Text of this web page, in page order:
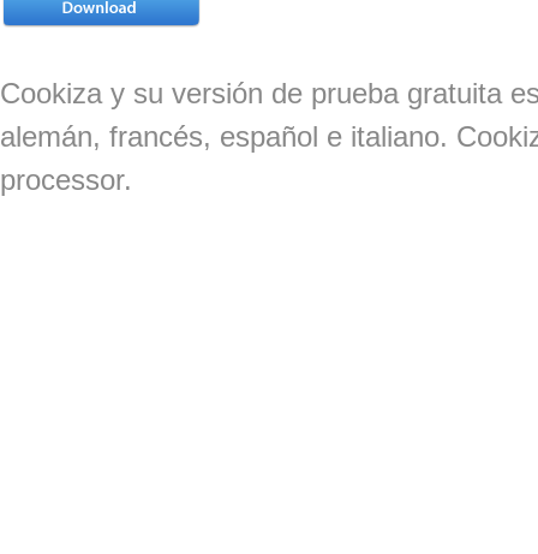
Cookiza y su versión de prueba gratuita
alemán, francés, español e italiano.
processor.